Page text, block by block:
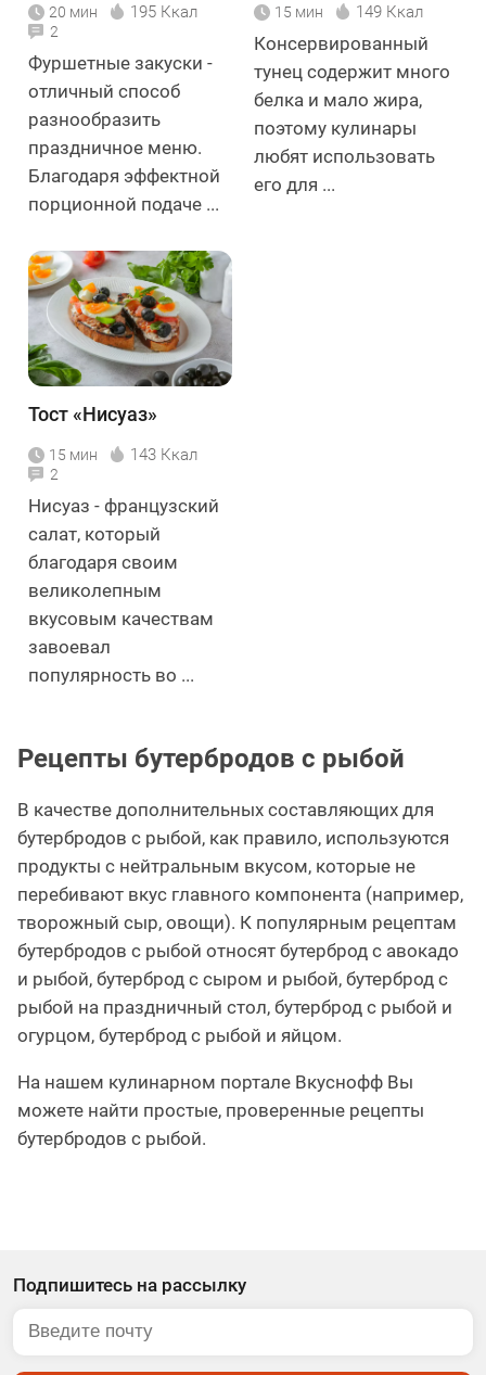
20 мин 195 Ккал
2
Фуршетные закуски -
отличный способ
разнообразить
праздничное меню.
Благодаря эффектной
порционной подаче ...
15 мин 149 Ккал
Консервированный
тунец содержит много
белка и мало жира,
поэтому кулинары
любят использовать
его для ...
Тост «Нисуаз»
15 мин 143 Ккал
2
Нисуаз - французский
салат, который
благодаря своим
великолепным
вкусовым качествам
завоевал
популярность во ...
Рецепты бутербродов с рыбой
В качестве дополнительных составляющих для
бутербродов с рыбой, как правило, используются
продукты с нейтральным вкусом, которые не
перебивают вкус главного компонента (например,
творожный сыр, овощи). К популярным рецептам
бутербродов с рыбой относят бутерброд с авокадо
и рыбой, бутерброд с сыром и рыбой, бутерброд с
рыбой на праздничный стол, бутерброд с рыбой и
огурцом, бутерброд с рыбой и яйцом.
На нашем кулинарном портале Вкуснофф Вы
можете найти простые, проверенные рецепты
бутербродов с рыбой.
Подпишитесь на рассылку